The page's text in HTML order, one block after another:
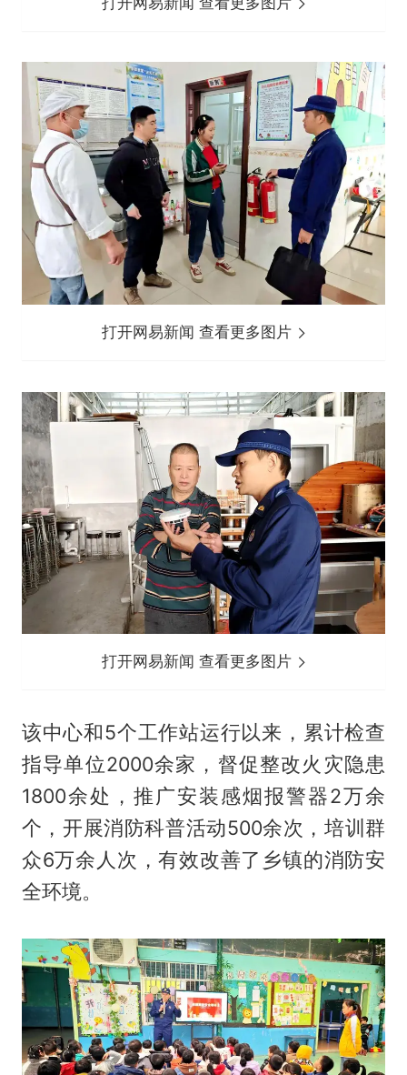
打开网易新闻 查看更多图片
打开网易新闻 查看更多图片
该中心和5个工作站运行以来，累计检查
指导单位2000余家，督促整改火灾隐患
1800余处，推广安装感烟报警器2万余
个，开展消防科普活动500余次，培训群
众6万余人次，有效改善了乡镇的消防安
全环境。